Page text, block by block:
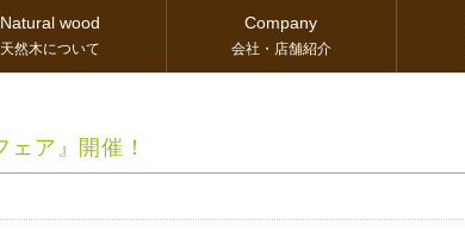
Natural wood
天然木について
Company
会社・店舗紹介
ェア』開催！